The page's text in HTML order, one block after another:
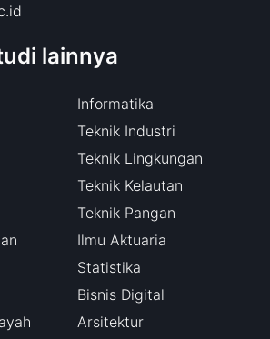
lainnya
Informatika
Teknik Industri
Teknik Lingkungan
Teknik Kelautan
Teknik Pangan
Ilmu Aktuaria
Statistika
Bisnis Digital
Arsitektur